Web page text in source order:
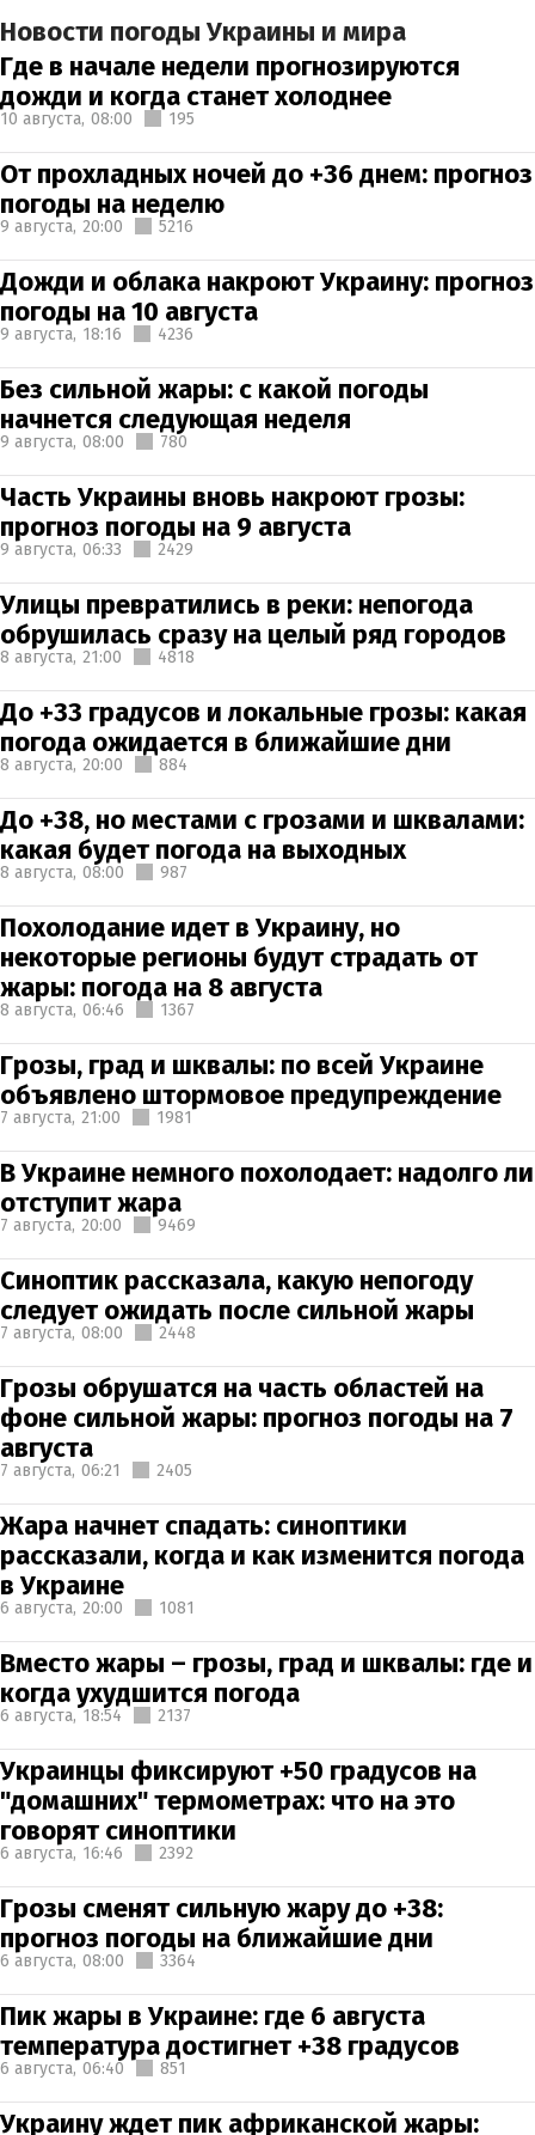
Новости погоды Украины и мира
Где в начале недели прогнозируются
дожди и когда станет холоднее
10 августа, 08:00 195
От прохладных ночей до +36 днем: прогноз
погоды на неделю
9 августа, 20:00 5216
Дожди и облака накроют Украину: прогноз
погоды на 10 августа
9 августа, 18:16 4236
Без сильной жары: с какой погоды
начнется следующая неделя
9 августа, 08:00 780
Часть Украины вновь накроют грозы:
прогноз погоды на 9 августа
9 августа, 06:33 2429
Улицы превратились в реки: непогода
обрушилась сразу на целый ряд городов
8 августа, 21:00 4818
До +33 градусов и локальные грозы: какая
погода ожидается в ближайшие дни
8 августа, 20:00 884
До +38, но местами с грозами и шквалами:
какая будет погода на выходных
8 августа, 08:00 987
Похолодание идет в Украину, но
некоторые регионы будут страдать от
жары: погода на 8 августа
8 августа, 06:46 1367
Грозы, град и шквалы: по всей Украине
объявлено штормовое предупреждение
7 августа, 21:00 1981
В Украине немного похолодает: надолго ли
отступит жара
7 августа, 20:00 9469
Синоптик рассказала, какую непогоду
следует ожидать после сильной жары
7 августа, 08:00 2448
Грозы обрушатся на часть областей на
фоне сильной жары: прогноз погоды на 7
августа
7 августа, 06:21 2405
Жара начнет спадать: синоптики
рассказали, когда и как изменится погода
в Украине
6 августа, 20:00 1081
Вместо жары – грозы, град и шквалы: где и
когда ухудшится погода
6 августа, 18:54 2137
Украинцы фиксируют +50 градусов на
"домашних" термометрах: что на это
говорят синоптики
6 августа, 16:46 2392
Грозы сменят сильную жару до +38:
прогноз погоды на ближайшие дни
6 августа, 08:00 3364
Пик жары в Украине: где 6 августа
температура достигнет +38 градусов
6 августа, 06:40 851
Украину ждет пик африканской жары: